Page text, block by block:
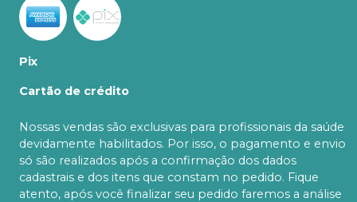
Pix
Cartão de crédito
Nossas vendas são exclusivas para profissionais da saúde
devidamente habilitados. Por isso, o pagamento e envio
só são realizados após a confirmação dos dados
cadastrais e dos itens que constam no pedido. Fique
atento, após você finalizar seu pedido faremos a análise